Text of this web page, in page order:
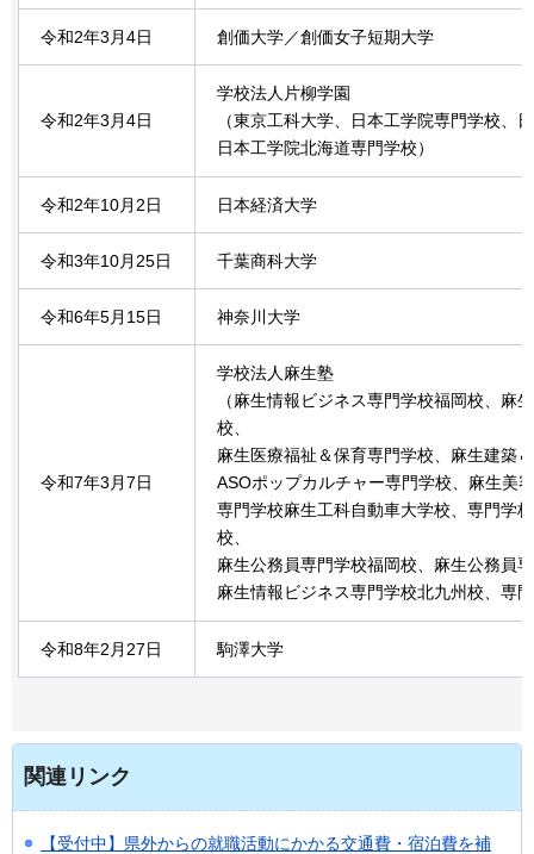
令和2年3月4日 創価大学／創価女子短期大学
令和2年3月4日
学校法人片柳学園
（東京工科大学、日本工学院専門学校、
日本工学院北海道専門学校）
令和2年10月2日 日本経済大学
令和3年10月25日 千葉商科大学
令和6年5月15日 神奈川大学
令和7年3月7日
学校法人麻生塾
（麻生情報ビジネス専門学校福岡校、麻
校、
麻生医療福祉＆保育専門学校、麻生建築
ASOポップカルチャー専門学校、麻生美
専門学校麻生工科自動車大学校、専門学
校、
麻生公務員専門学校福岡校、麻生公務員
麻生情報ビジネス専門学校北九州校、専
令和8年2月27日 駒澤大学
関連リンク
【受付中】県外からの就職活動にかかる交通費・宿泊費を補